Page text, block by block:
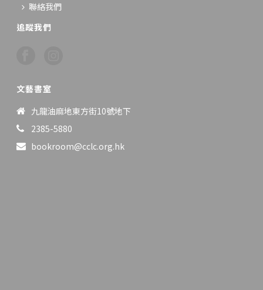
聯絡我們
追蹤我們
文藝書室
九龍油麻地東方街10號地下
2385-5880
bookroom@cclc.org.hk